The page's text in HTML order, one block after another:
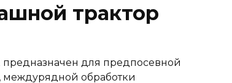
трактор
для предпосевной
междурядной обработки